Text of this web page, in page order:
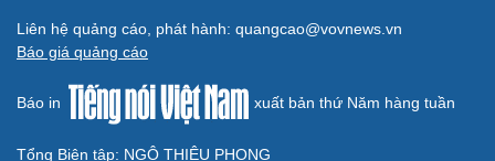
Du lịch
Tư vấn
Săn Tour
Đọc truyện đêm khuya
Liên hệ quảng cáo, phát hành: quangcao@vovnews.vn
Báo giá quảng cáo
Báo in xuất bản thứ Năm hàng tuần
Tổng Biên tập: NGÔ THIỆU PHONG